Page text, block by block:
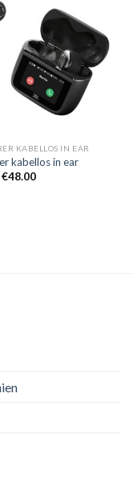
KABELLOS IN EAR
kabellos in ear
€48.00